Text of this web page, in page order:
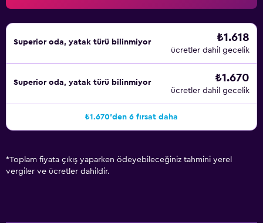
Superior oda, yatak türü bilinmiyor ₺1.618
ücretler dahil gecelik
Superior oda, yatak türü bilinmiyor ₺1.670
ücretler dahil gecelik
₺1.670'den 6 fırsat daha
*Toplam fiyata çıkış yaparken ödeyebileceğiniz tahmini yerel
vergiler ve ücretler dahildir.